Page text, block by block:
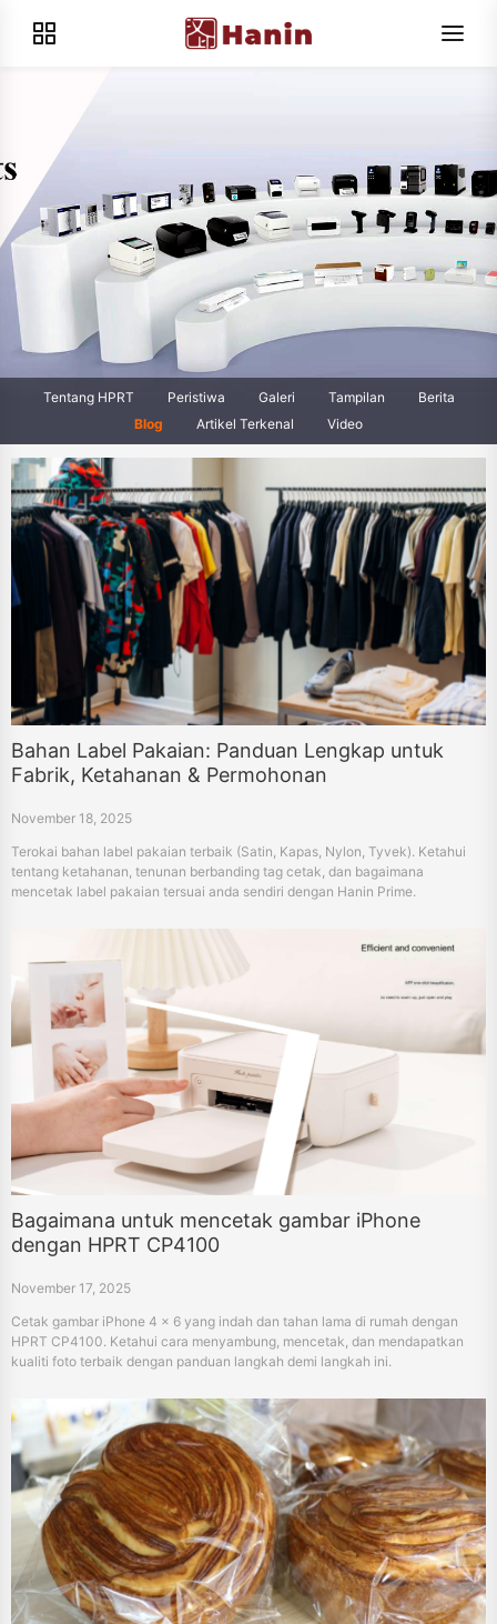
Tentang HPRT Peristiwa Galeri Tampilan
Berita
Blog
Artikel Terkenal Video
Bahan Label Pakaian: Panduan Lengkap untuk
Fabrik, Ketahanan & Permohonan
November 18, 2025
Terokai bahan label pakaian terbaik (Satin, Kapas, Nylon, Tyvek). Ketahui
tentang ketahanan, tenunan berbanding tag cetak, dan bagaimana
mencetak label pakaian tersuai anda sendiri dengan Hanin Prime.
Bagaimana untuk mencetak gambar iPhone
dengan HPRT CP4100
November 17, 2025
Cetak gambar iPhone 4 × 6 yang indah dan tahan lama di rumah dengan
HPRT CP4100. Ketahui cara menyambung, mencetak, dan mendapatkan
kualiti foto terbaik dengan panduan langkah demi langkah ini.